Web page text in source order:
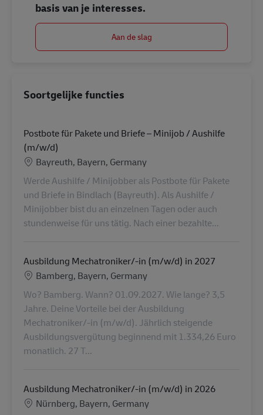
basis van je interesses.
Aan de slag
Soortgelijke functies
Postbote für Pakete und Briefe – Minijob / Aushilfe
(m/w/d)
Locatie
Bayreuth, Bayern, Germany
Werde Aushilfe / Minijobber als Postbote für Pakete
und Briefe in Bindlach (Bayreuth). Als Aushilfe /
Minijobber bist du an einzelnen Tagen oder auch
stundenweise für uns tätig. Nach einer bezahlte...
Ausbildung Mechatroniker/-in (m/w/d) in 2027
Locatie
Bamberg, Bayern, Germany
Wo? Bamberg. Wann? 01.09.2027. Wie lange? 3,5
Jahre. Deine Vorteile bei der Ausbildung
Mechatroniker/-in (m/w/d). Jährlich steigende
Ausbildungsvergütung beginnend mit 1.334,26 Euro
monatlich. 27 T...
Ausbildung Mechatroniker/-in (m/w/d) in 2026
Locatie
Nürnberg, Bayern, Germany